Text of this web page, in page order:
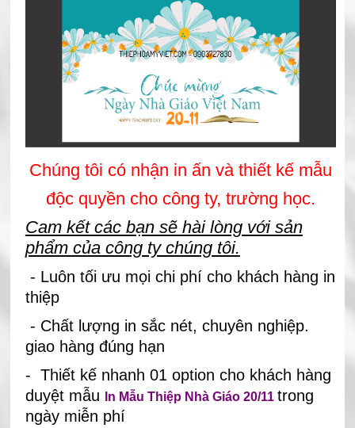
Chúng tôi có nhận in ấn và thiết kế mẫu
độc quyền cho công ty, trường học.
Cam kết các bạn sẽ hài lòng với sản
phẩm của công ty chúng tôi.
- Luôn tối ưu mọi chi phí cho khách hàng in
thiệp
- Chất lượng in sắc nét, chuyên nghiệp.
giao hàng đúng hạn
- Thiết kế nhanh 01 option cho khách hàng
duyệt mẫu
In Mẫu Thiệp Nhà Giáo 20/11 trong
ngày miễn phí